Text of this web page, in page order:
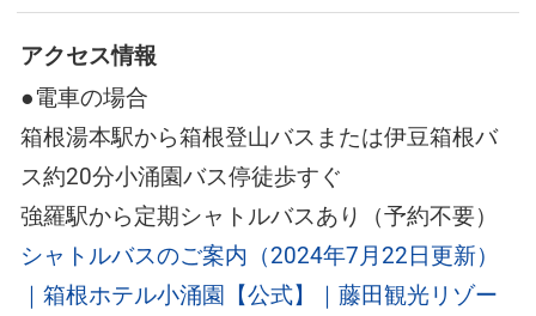
アクセス情報
●電車の場合
箱根湯本駅から箱根登山バスまたは伊豆箱根バ
ス約20分小涌園バス停徒歩すぐ
強羅駅から定期シャトルバスあり（予約不要）
シャトルバスのご案内（2024年7月22日更新）
｜箱根ホテル小涌園【公式】｜藤田観光リゾー